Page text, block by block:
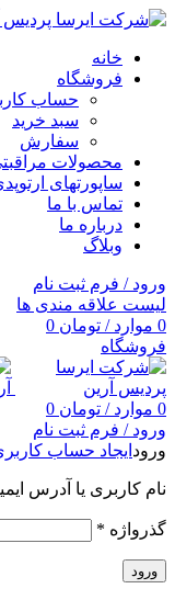
خانه
فروشگاه
حساب
سبد خرید
سفارش
محصولات
ساپورتهای
تماس با ما
درباره ما
وبلاگ
ورود / فرم ثبت نام
لیست علاقه مندی ها
0 موارد / تومان
فروشگاه
0 موارد / تومان
ورود / فرم ثبت نام
ورود ایجاد حساب
نام کاربری یا آدرس
گذرواژه *
ورود